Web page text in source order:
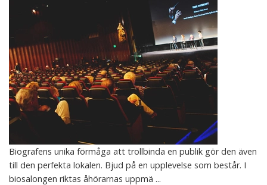
Biografens unika förmåga att trollbinda en publik gör den även
till den perfekta lokalen. Bjud på en upplevelse som består. I
biosalongen riktas åhörarnas uppmä ...